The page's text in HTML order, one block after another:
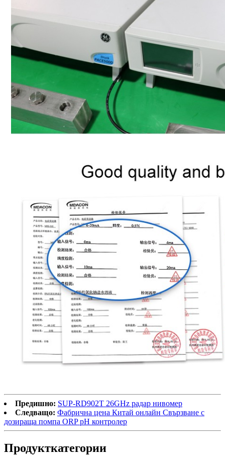
Предишно: SUP-RD902T 26GHz радар нивомер
Следващо: Фабрична цена Китай онлайн Свързване с
дозираща помпа ORP pH контролер
Продукткатегории